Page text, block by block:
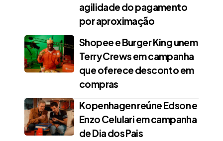
agilidade do pagamento
por aproximação
Shopee e Burger King unem
Terry Crews em campanha
que oferece desconto em
compras
Kopenhagen reúne Edson e
Enzo Celulari em campanha
de Dia dos Pais